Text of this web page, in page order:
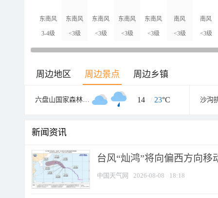
东南风
3-4级
东南风
<3级
东南风
<3级
东南风
<3级
东南风
<3级
南风
<3级
南风
<3级
周边地区 周边景点 周边乡镇
六盘山国家森林公园 14 / 23°C 沙沟
新闻资讯
台风“灿鸿”将向偏西方向移
中国天气网 2026-08-08 18:18